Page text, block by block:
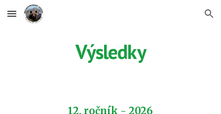
Skip to main content Skip to navigation
Výsledky
12. ročník - 2026